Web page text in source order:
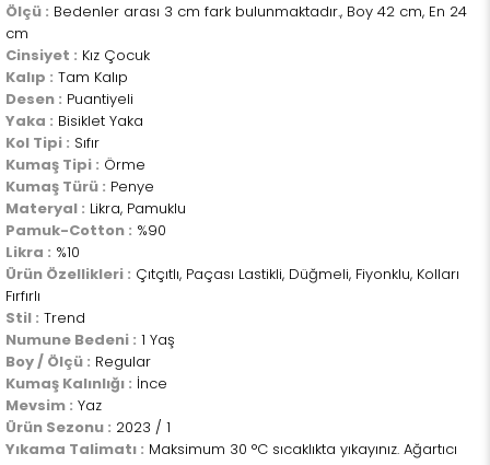
Ölçü : Bedenler arası 3 cm fark bulunmaktadır., Boy 42 cm, En 24
cm
Cinsiyet : Kız Çocuk
Kalıp : Tam Kalıp
Desen : Puantiyeli
Yaka : Bisiklet Yaka
Kol Tipi : Sıfır
Kumaş Tipi : Örme
Kumaş Türü : Penye
Materyal : Likra, Pamuklu
Pamuk-Cotton : %90
Likra : %10
Ürün Özellikleri : Çıtçıtlı, Paçası Lastikli, Düğmeli, Fiyonklu, Kolları
Fırfırlı
Stil : Trend
Numune Bedeni : 1 Yaş
Boy / Ölçü : Regular
Kumaş Kalınlığı : İnce
Mevsim : Yaz
Ürün Sezonu : 2023 / 1
Yıkama Talimatı : Maksimum 30 °C sıcaklıkta yıkayınız. Ağartıcı